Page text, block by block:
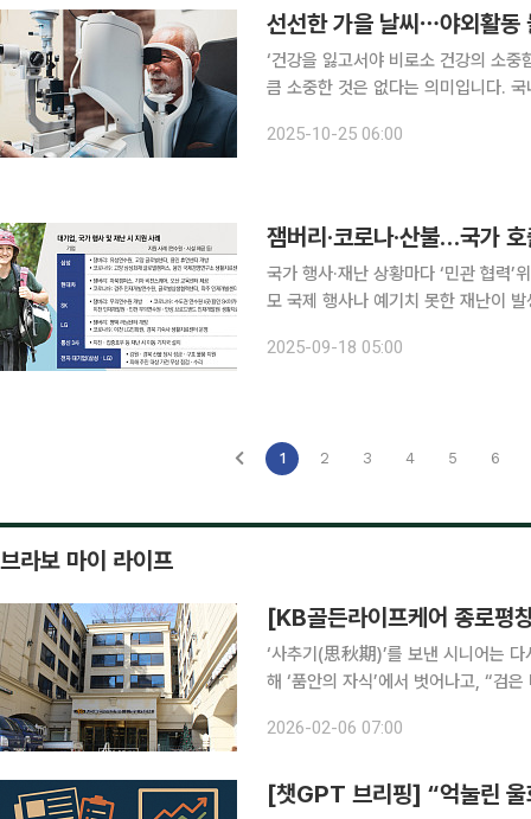
선선한 가을 날씨⋯야외활동
‘건강을 잃고서야 비로소 건강의 소
큼 소중한 것은 없다는 의미입니다.
동을 활발히 즐기기 좋은 가을이 왔다
2025-10-25 06:00
국가 행사·재난 상황마다 ‘민관 협력’
모 국제 행사나 예기치 못한 재난이
다. 이는 국가 이미지를 지키고 사회
2025-09-18 05:00
1 2 3 4 5 6
브라보 마이 라이프
[KB골든라이프케어 종로평
‘사추기(思秋期)’를 보낸 시니어는
해 ‘품안의 자식’에서 벗어나고, “검
속 생활하는 것(AIP·Aging in
2026-02-06 07:00
[챗GPT 브리핑] “억눌린 울